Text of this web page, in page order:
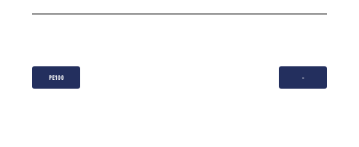
PE100 -